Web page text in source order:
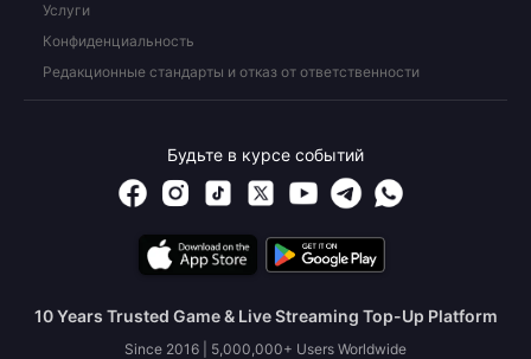
Услуги
Конфиденциальность
Редакционные стандарты и отказ от ответственности
Будьте в курсе событий
10 Years Trusted Game & Live Streaming Top-Up Platform
Since 2016 | 5,000,000+ Users Worldwide